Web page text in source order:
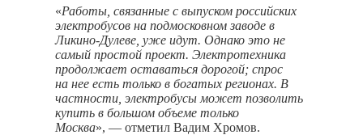
«Работы, связанные с выпуском российских
электробусов на подмосковном заводе в
Ликино-Дулеве, уже идут. Однако это не
самый простой проект. Электротехника
продолжает оставаться дорогой; спрос
на нее есть только в богатых регионах. В
частности, электробусы может позволить
купить в большом объеме только
Москва», — отметил Вадим Хромов.